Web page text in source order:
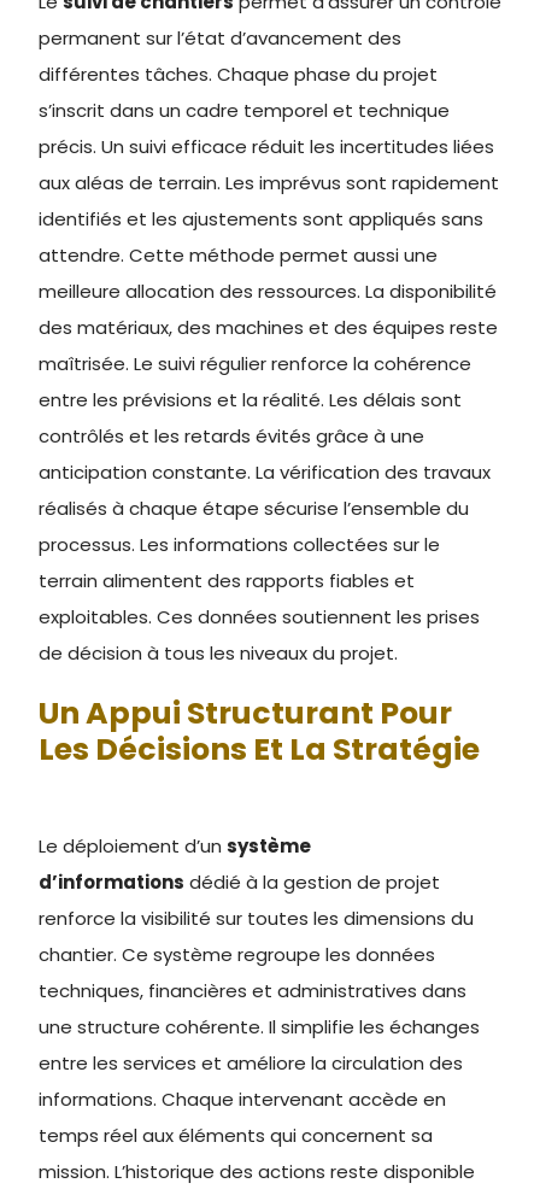
permanent sur l’état d’avancement des
différentes tâches. Chaque phase du projet
s’inscrit dans un cadre temporel et technique
précis. Un suivi efficace réduit les incertitudes liées
aux aléas de terrain. Les imprévus sont rapidement
identifiés et les ajustements sont appliqués sans
attendre. Cette méthode permet aussi une
meilleure allocation des ressources. La disponibilité
des matériaux, des machines et des équipes reste
maîtrisée. Le suivi régulier renforce la cohérence
entre les prévisions et la réalité. Les délais sont
contrôlés et les retards évités grâce à une
anticipation constante. La vérification des travaux
réalisés à chaque étape sécurise l’ensemble du
processus. Les informations collectées sur le
terrain alimentent des rapports fiables et
exploitables. Ces données soutiennent les prises
de décision à tous les niveaux du projet.
Un Appui Structurant Pour
Les Décisions Et La Stratégie
Le déploiement d’un système
d’informations dédié à la gestion de projet
renforce la visibilité sur toutes les dimensions du
chantier. Ce système regroupe les données
techniques, financières et administratives dans
une structure cohérente. Il simplifie les échanges
entre les services et améliore la circulation des
informations. Chaque intervenant accède en
temps réel aux éléments qui concernent sa
mission. L’historique des actions reste disponible